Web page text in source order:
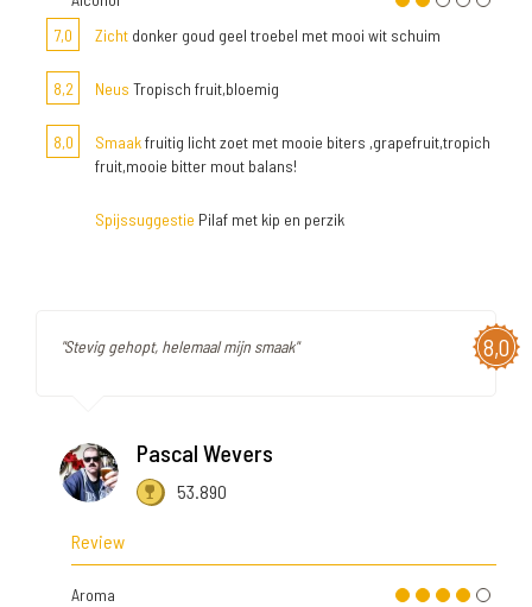
7,0
Zicht donker goud geel troebel met mooi wit schuim
8,2 Neus Tropisch fruit,bloemig
8,0 Smaakfruitig licht zoet met mooie biters ,grapefruit,tropich
fruit,mooie bitter mout balans!
Spijssuggestie Pilaf met kip en perzik
8,0
"Stevig gehopt, helemaal mijn smaak"
Pascal Wevers
53.890
Review
Aroma